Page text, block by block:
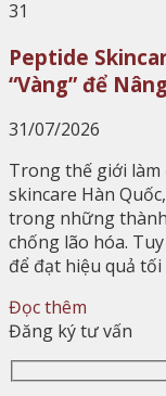
31
Peptide
“Vàng” để
31/07/2026
Trong thế giới làm
skincare Hàn
trong những
chống lão hóa.
để đạt hiệu quả
Đọc thêm
Đăng ký tư vấn